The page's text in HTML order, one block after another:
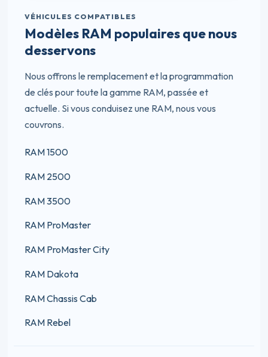
VÉHICULES COMPATIBLES
Modèles RAM populaires que nous
desservons
Nous offrons le remplacement et la programmation
de clés pour toute la gamme RAM, passée et
actuelle. Si vous conduisez une RAM, nous vous
couvrons.
RAM 1500
RAM 2500
RAM 3500
RAM ProMaster
RAM ProMaster City
RAM Dakota
RAM Chassis Cab
RAM Rebel